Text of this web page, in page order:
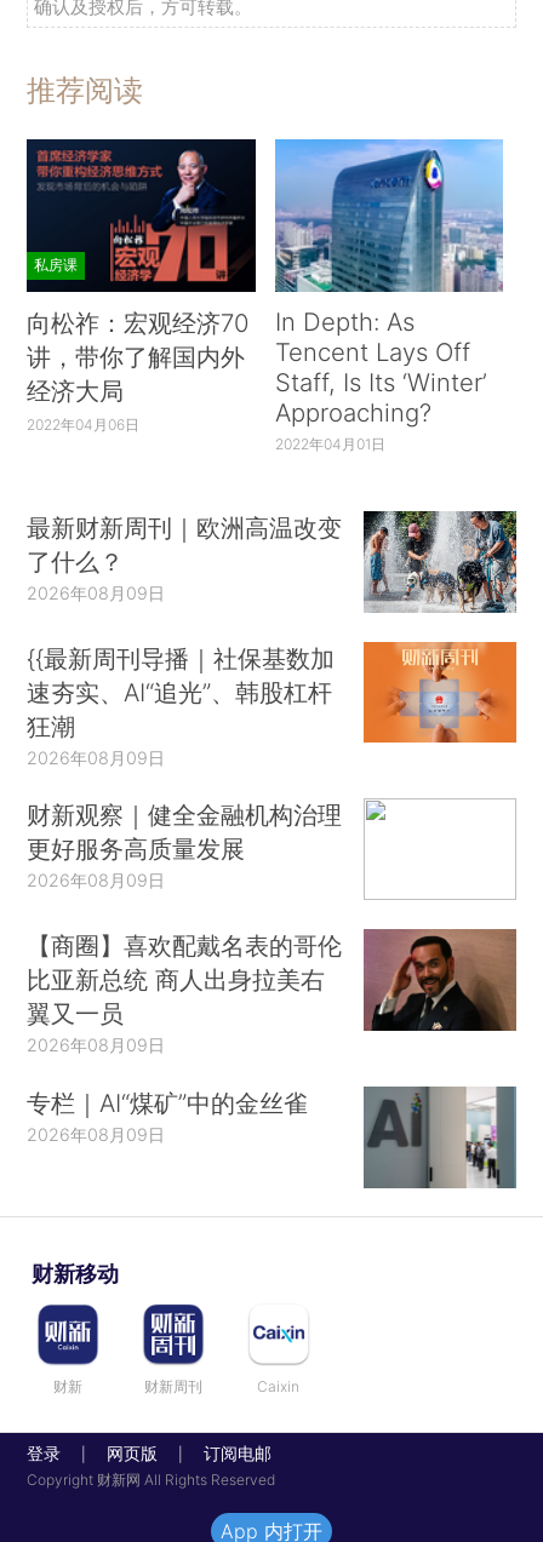
确认及授权后，方可转载。
推荐阅读
私房课
向松祚：宏观经济70
讲，带你了解国内外
经济大局
2022年04月06日
In Depth: As
Tencent Lays Off
Staff, Is Its ‘Winter’
Approaching?
2022年04月01日
最新财新周刊｜欧洲高温改变
了什么？
2026年08月09日
{{最新周刊导播｜社保基数加
速夯实、AI“追光”、韩股杠杆
狂潮
2026年08月09日
财新观察｜健全金融机构治理
更好服务高质量发展
2026年08月09日
【商圈】喜欢配戴名表的哥伦
比亚新总统 商人出身拉美右
翼又一员
2026年08月09日
专栏｜AI“煤矿”中的金丝雀
2026年08月09日
财新移动
财新 财新周刊 Caixin
登录 网页版 订阅电邮
Copyright 财新网 All Rights Reserved
App 内打开